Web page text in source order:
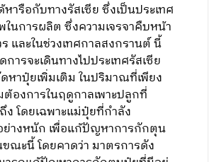
หารือกับทางรัสเซีย ซึ่งเป็นประเทศ
นการผลิต ซึ่งความเจรจาคืบหน้า
และในช่วงเทศกาลสงกรานต์ นี้
ารจะเดินทางไปประเทศรัสเซีย
ดหาปุ๋ยเพิ่มเติม ในปริมาณที่เพียง
องการในฤดูกาลเพาะปลูกที่
ง โดยเฉพาะแม่ปุ๋ยที่กำลัง
างหนัก เพื่อแก้ปัญหาการกักตุน
ณะนี้ โดยคาดว่า มาตรการดัง